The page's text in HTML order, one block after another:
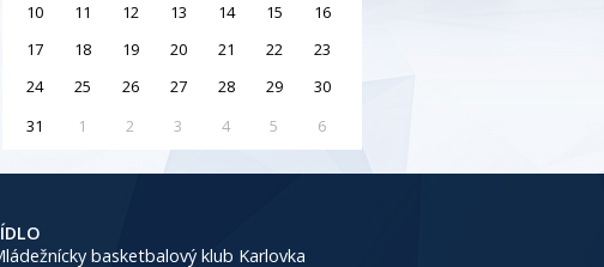
10
11 12 13 14 15
16
17
18 19 20 21 22
23
24
25 26 27 28 29
30
31
1 2 3 4 5 6
basketbalový klub Karlovka